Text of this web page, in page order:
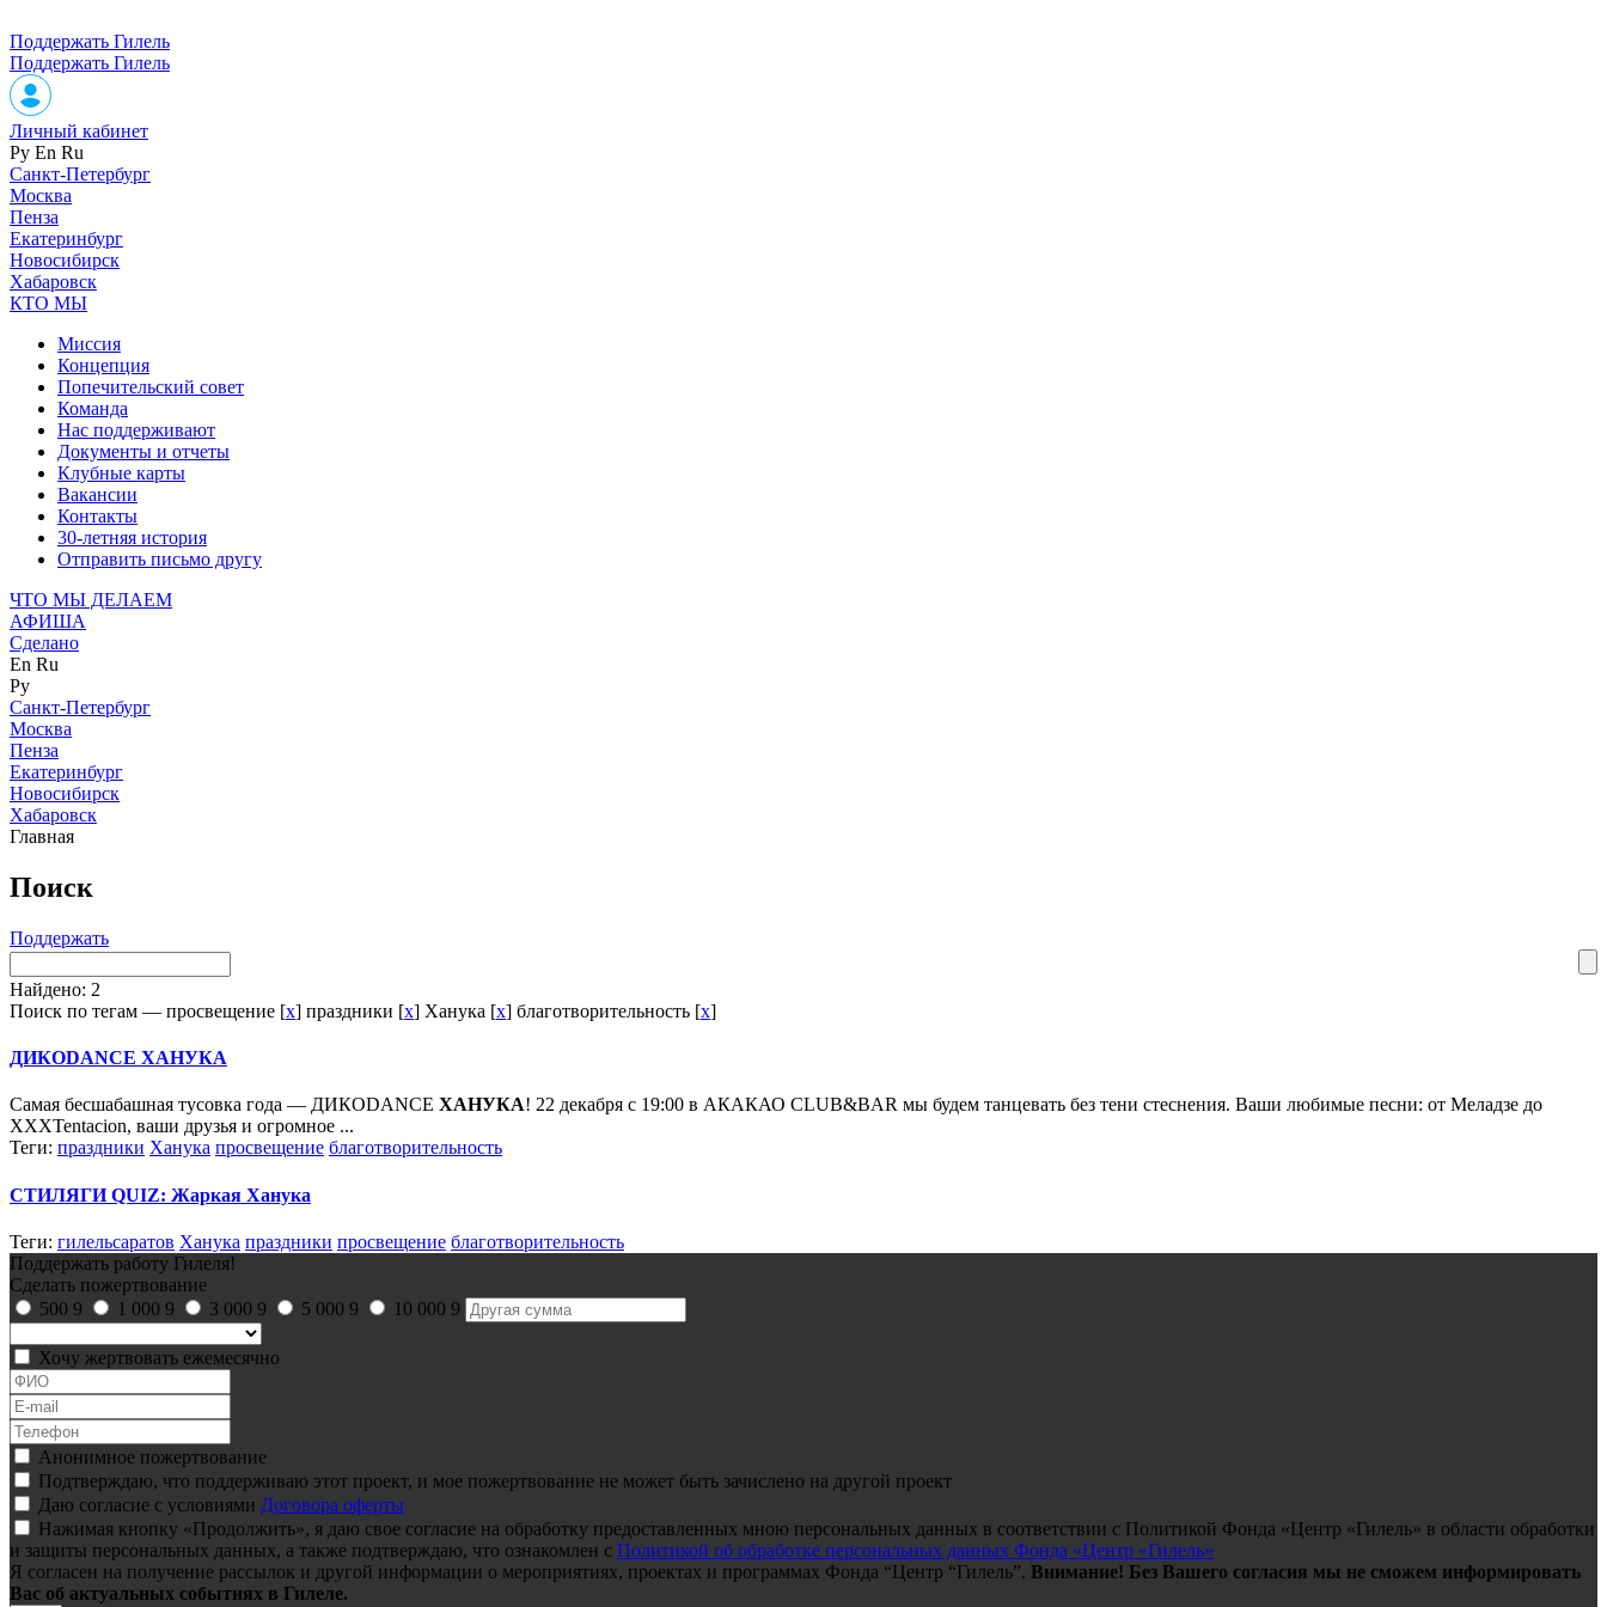
Поддержать Гилель
Поддержать Гилель
Личный кабинет
Ру En Ru
Санкт-Петербург
Москва
Пенза
Екатеринбург
Новосибирск
Хабаровск
КТО МЫ
Миссия
Концепция
Попечительский совет
Команда
Нас поддерживают
Документы и отчеты
Клубные карты
Вакансии
Контакты
30-летняя история
Отправить письмо другу
ЧТО МЫ ДЕЛАЕМ
АФИША
Сделано
En Ru
Ру
Санкт-Петербург
Москва
Пенза
Екатеринбург
Новосибирск
Хабаровск
Главная
Поиск
Поддержать
Найдено: 2
Поиск по тегам — просвещение [x] праздники [x] Ханука [x] благотворительность [x]
ДИКОDANCE ХАНУКА
Самая бесшабашная тусовка года — ДИКОDANCE ХАНУКА! 22 декабря с 19:00 в АКАКАО CLUB&BAR мы будем танцевать без тени стеснения. Ваши любимые песни: от Меладзе до
XXXTentacion, ваши друзья и огромное ...
Теги: праздники Ханука просвещение благотворительность
СТИЛЯГИ QUIZ: Жаркая Ханука
Теги: гилельсаратов Ханука праздники просвещение благотворительность
Поддержать работу Гилеля!
Сделать пожертвование
500 9 1 000 9 3 000 9 5 000 9 10 000 9
Хочу жертвовать ежемесячно
Анонимное пожертвование
Подтверждаю, что поддерживаю этот проект, и мое пожертвование не может быть зачислено на другой проект
Даю согласие с условиями Договора оферты
Нажимая кнопку «Продолжить», я даю свое согласие на обработку предоставленных мною персональных данных в соответствии с Политикой Фонда «Центр «Гилель» в области обработки
и защиты персональных данных, а также подтверждаю, что ознакомлен с Политикой об обработке персональных данных Фонда «Центр «Гилель»
Я согласен на получение рассылок и другой информации о мероприятиях, проектах и программах Фонда “Центр “Гилель”. Внимание! Без Вашего согласия мы не сможем информировать
Вас об актуальных событиях в Гилеле.